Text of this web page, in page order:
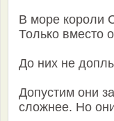
В море короли
Только вместо
До них не
Допустим они
сложнее. Но